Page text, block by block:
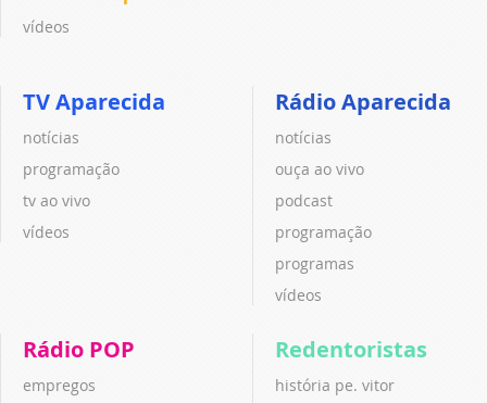
vídeos
TV Aparecida
notícias
programação
tv ao vivo
vídeos
Rádio Aparecida
notícias
ouça ao vivo
podcast
programação
programas
vídeos
Rádio POP
empregos
Redentoristas
história pe. vitor